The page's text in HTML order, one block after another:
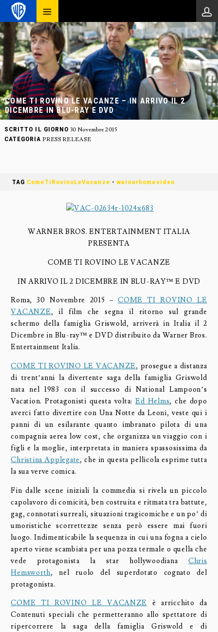
COME TI ROVINO LE VACANZE – IN ARRIVO IL 2
DICEMBRE IN BLU-RAY E DVD
SCRITTO IL GIORNO 30 Novembre 2015
CATEGORIA PRESS RELEASE
TAG ComeTiRovinoLeVacanze - warnerhomevideo
WARNER BROS. ENTERTAINMENT ITALIA
PRESENTA
COME TI ROVINO LE VACANZE
IN ARRIVO IL 2 DICEMBRE IN BLU-RAY™ E DVD
Roma, 30 Novembre 2015 –COME TI ROVINO LE
VACANZE, il film che segna il ritorno sul grande
schermo della famiglia Griswold, arriverà in Italia il 2
Dicembre in Blu-ray™ e DVD distribuito da Warner Bros.
Entertainment Italia.
COME TI ROVINO LE VACANZE, prosegue a distanza
di trent’anni la divertente saga della famiglia Griswold
nata nel 1983 con il successo di National Lampoon’s
Vacation. Protagonisti questa volta:Ed Helms, che dopo
averci fatto divertire con Una Notte da Leoni, veste qui i
panni di un esilarante quanto imbranato pilota di una
compagnia aerea low cost, che organizza un viaggio con i
figli e la moglie, interpretata in maniera spassosissima da
Christina Applegate, che in questa pellicola esprime tutta
la sua verve comica.
Fin dalle scene iniziali la commedia si rivela un piccolo
capolavoro di comicità, ben costruita e ritmata tra battute,
gag, connotati surreali, situazioni tragicomiche e un po’ di
umoristiche scorrettezze senza però essere mai fuori
luogo. Indimenticabile la sequenza in cui una fogna a cielo
aperto viene scambiata per una pozza termale o quella che
vede protagonista la star hollywoodiana Chris
Hemsworth, nel ruolo del superdotato cognato del
protagonista.
COME TI ROVINO LE VACANZE è arricchito da
Contenuti speciali che permetteranno allo spettatore di
ripercorrere la saga della famiglia Griswold e di